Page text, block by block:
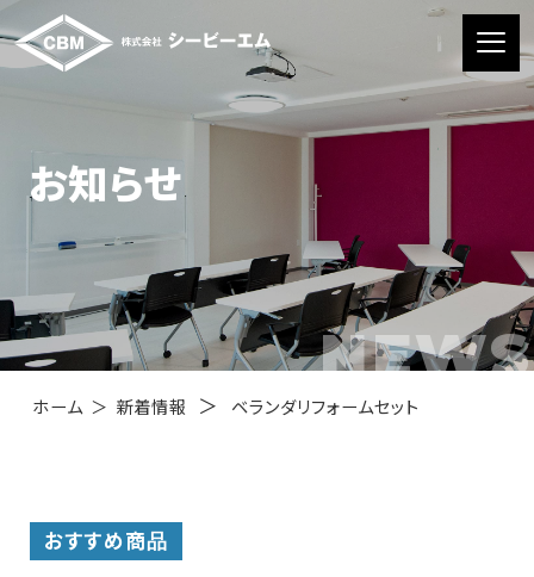
お知らせ
NEWS
ホーム ＞ 新着情報 ＞ ベランダリフォームセット
おすすめ商品